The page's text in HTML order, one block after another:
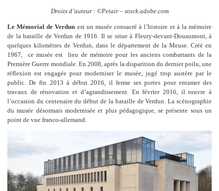
Droits d’auteur : ©Petair – stock.adobe.com
Le Mémorial de Verdun est un musée consacré à l’histoire et à la mémoire
de la bataille de Verdun de 1916. Il se situe à Fleury-devant-Douaumont, à
quelques kilomètres de Verdun, dans le département de la Meuse. Créé en
1967, ce musée est lieu de mémoire pour les anciens combattants de la
Première Guerre mondiale. En 2008, après la disparition du dernier poilu, une
réflexion est engagée pour moderniser le musée, jugé trop austère par le
public. De fin 2013 à début 2016, il ferme ses portes pour entamer des
travaux de rénovation et d’agrandissement. En février 2016, il rouvre à
l’occasion du centenaire du début de la bataille de Verdun. La scénographie
du musée désormais modernisée et plus pédagogique, se présente sous un
point de vue franco-allemand.